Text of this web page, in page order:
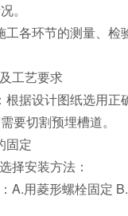
。
工各环节的测量、检
工艺要求
根据设计图纸选用正
要切割预埋槽道。
固定
择安装方法：
A.用菱形螺栓固定